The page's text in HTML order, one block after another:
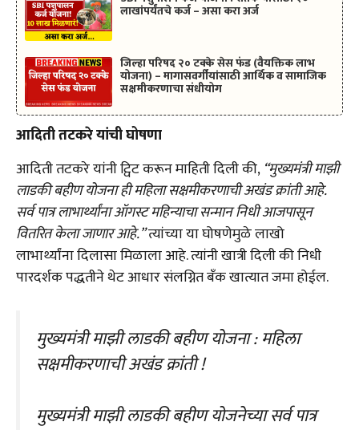
लाखांपर्यंतचे कर्ज – असा करा अर्ज
जिल्हा परिषद २० टक्के सेस फंड (वैयक्तिक लाभ
योजना) – मागासवर्गीयांसाठी आर्थिक व सामाजिक
सक्षमीकरणाचा संधीयोग
आदिती तटकरे यांची घोषणा
आदिती तटकरे यांनी ट्विट करून माहिती दिली की, “मुख्यमंत्री माझी
लाडकी बहीण योजना ही महिला सक्षमीकरणाची अखंड क्रांती आहे.
सर्व पात्र लाभार्थ्यांना ऑगस्ट महिन्याचा सन्मान निधी आजपासून
वितरित केला जाणार आहे.”त्यांच्या या घोषणेमुळे लाखो
लाभार्थ्यांना दिलासा मिळाला आहे. त्यांनी खात्री दिली की निधी
पारदर्शक पद्धतीने थेट आधार संलग्नित बँक खात्यात जमा होईल.
मुख्यमंत्री माझी लाडकी बहीण योजना : महिला
सक्षमीकरणाची अखंड क्रांती !
मुख्यमंत्री माझी लाडकी बहीण योजनेच्या सर्व पात्र